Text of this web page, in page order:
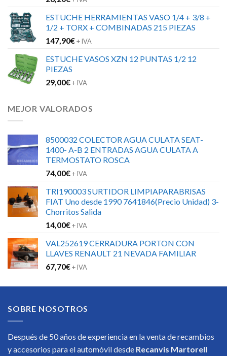
ESTUCHE HERRAMIENTAS VASO 1/4 + 3/8 +
1/2 + TORX + COMBINADAS 215 PIEZAS
147,90€+ IVA
ESTUCHE VASOS XZN 12 PUNTAS 1/2 12
PIEZAS
29,00€+ IVA
MEJOR VALORADOS
8500032 COLECTOR AGUA CULATA SEAT-
1400- A-B 2 ENTRADAS AGUA CULATA A
TERMOSTATO ROSCA
74,00€+ IVA
TRI190003 SURTIDOR LIMPIAPARABRISAS
FIAT Uno desde 1990 7641846(Precio Unidad) 3-
Chorritos Salida
14,00€+ IVA
VAL252619 CERRADURA PORTON CON
LLAVES RENAULT 21 NEVADA FAMILIAR
67,70€+ IVA
SOBRE NOSOTROS
Después de 50 años de experiencia en la venta de recambios
y accesorios para el automóvil desde Recanvis Martorell